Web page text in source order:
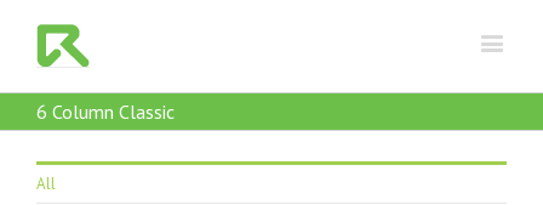
6 Column Classic
All